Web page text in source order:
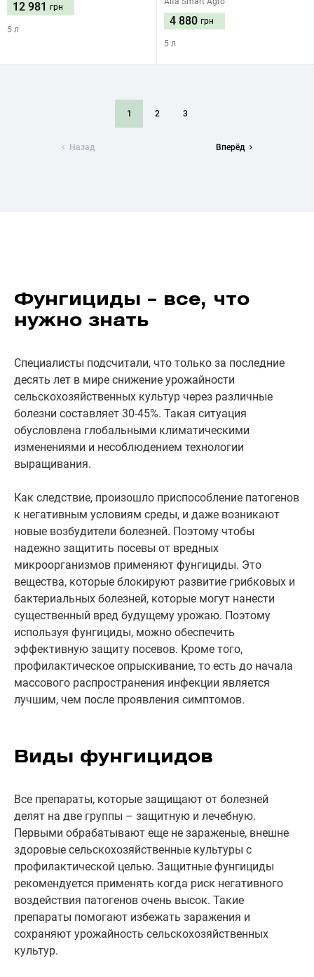
12 981 грн
5 л
4 880 грн
5 л
Назад
1 2 3
Вперёд
Фунгициды – все, что
нужно знать
Специалисты подсчитали, что только за последние
десять лет в мире снижение урожайности
сельскохозяйственных культур через различные
болезни составляет 30-45%. Такая ситуация
обусловлена глобальными климатическими
изменениями и несоблюдением технологии
выращивания.
Как следствие, произошло приспособление патогенов
к негативным условиям среды, и даже возникают
новые возбудители болезней. Поэтому чтобы
надежно защитить посевы от вредных
микроорганизмов применяют фунгициды. Это
вещества, которые блокируют развитие грибковых и
бактериальных болезней, которые могут нанести
существенный вред будущему урожаю. Поэтому
используя фунгициды, можно обеспечить
эффективную защиту посевов. Кроме того,
профилактическое опрыскивание, то есть до начала
массового распространения инфекции является
лучшим, чем после проявления симптомов.
Виды фунгицидов
Все препараты, которые защищают от болезней
делят на две группы – защитную и лечебную.
Первыми обрабатывают еще не зараженые, внешне
здоровые сельскохозяйственные культуры с
профилактической целью. Защитные фунгициды
рекомендуется применять когда риск негативного
воздействия патогенов очень высок. Такие
препараты помогают избежать заражения и
сохраняют урожайность сельскохозяйственных
культур.